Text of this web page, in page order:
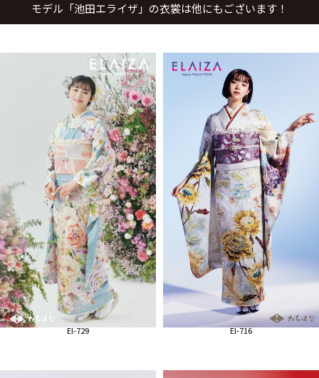
モデル「池田エライザ」の衣裳は他にもございます！
El-729 El-716